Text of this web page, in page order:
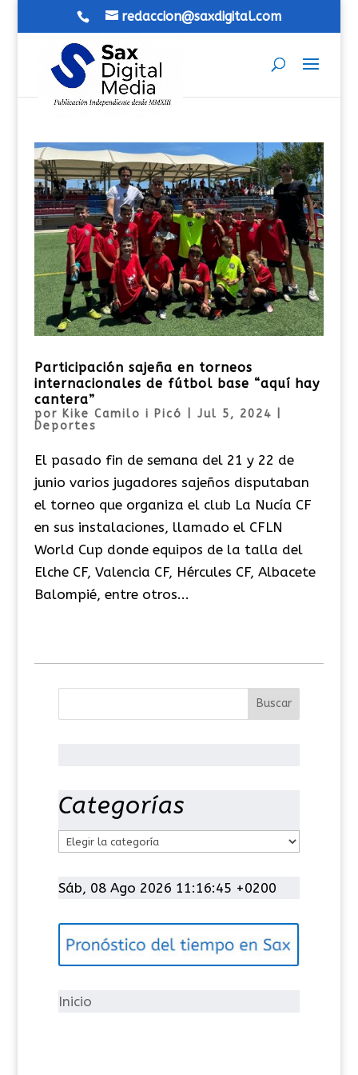
redaccion@saxdigital.com
Participación sajeña en torneos
internacionales de fútbol base “aquí hay
cantera”
por Kike Camilo i Picó Jul 5, 2024
Deportes
El pasado fin de semana del 21 y 22 de
junio varios jugadores sajeños disputaban
el torneo que organiza el club La Nucía CF
en sus instalaciones, llamado el CFLN
World Cup donde equipos de la talla del
Elche CF, Valencia CF, Hércules CF, Albacete
Balompié, entre otros...
Categorías
t
g
í
Sáb, 08 Ago 2026 11:16:45 +0200
Inicio